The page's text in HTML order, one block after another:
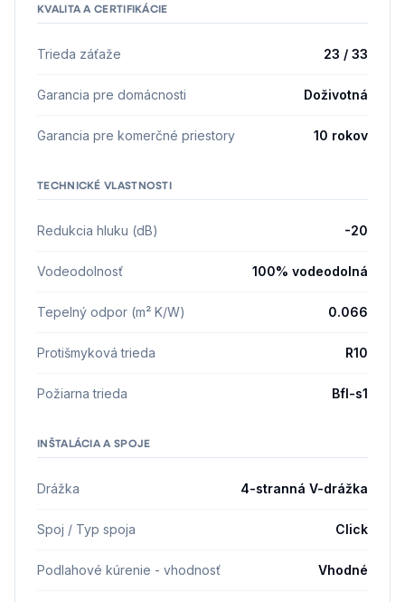
KVALITA A CERTIFIKÁCIE
Trieda záťaže 23 / 33
Garancia pre domácnosti Doživotná
Garancia pre komerčné priestory 10 rokov
TECHNICKÉ VLASTNOSTI
Redukcia hluku (dB) -20
Vodeodolnosť 100% vodeodolná
Tepelný odpor (m² K/W) 0.066
Protišmyková trieda R10
Požiarna trieda Bfl-s1
INŠTALÁCIA A SPOJE
Drážka 4-stranná V-drážka
Spoj / Typ spoja Click
Podlahové kúrenie - vhodnosť Vhodné